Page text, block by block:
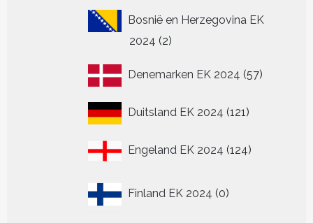
Bosnië en Herzegovina EK
2024 22
Denemarken EK 2024 5757
Duitsland EK 2024 121121
Engeland EK 2024 124124
Finland EK 2024 0
producten